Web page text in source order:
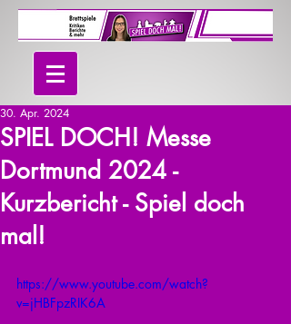
SPIEL DOCH! Messe
Dortmund 2024 -
Kurzbericht - Spiel doch
mal!
30. Apr. 2024
https://www.youtube.com/watch?
v=jHBFpzRIK6A